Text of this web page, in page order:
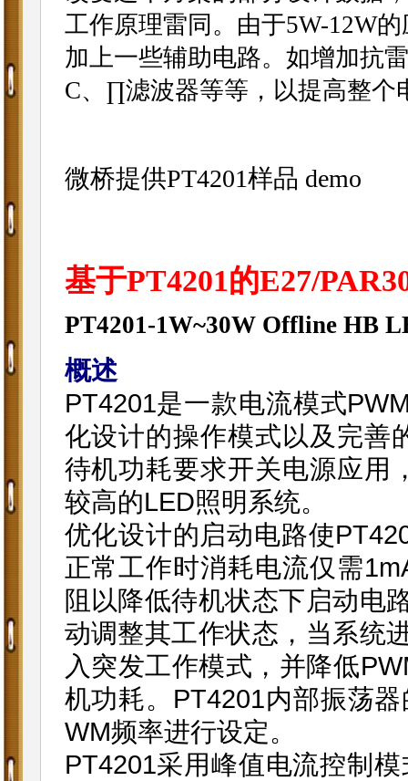
工作原理雷同。由于5W-12W
加上一些辅助电路。如增加抗
C、∏滤波器等等，以提高整个
微桥提供PT4201样品 demo
基于PT4201的E27/
PT4201-1W~30W Offline HB
概述
PT4201是一款电流模式
化设计的操作模式以及完善
待机功耗要求开关电源应用
较高的LED照明系统。
优化设计的启动电路使
正常工作时消耗电流仅需
阻以降低待机状态下启动电
动调整其工作状态，当系统
入突发工作模式，并降低
机功耗。PT4201内部振荡
WM频率进行设定。
PT4201采用峰值电流控制